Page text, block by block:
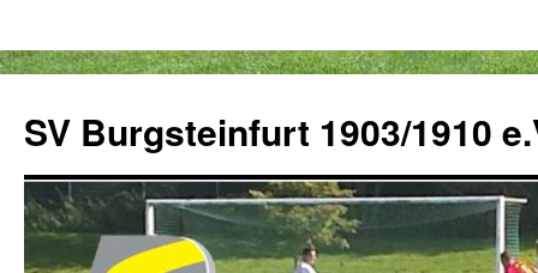
springen
SV Burgsteinfurt 1903/1910